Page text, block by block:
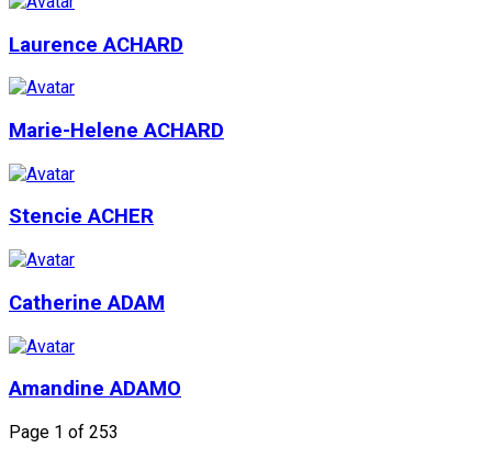
Laurence ACHARD
Marie-Helene ACHARD
Stencie ACHER
Catherine ADAM
Amandine ADAMO
Page 1 of 253